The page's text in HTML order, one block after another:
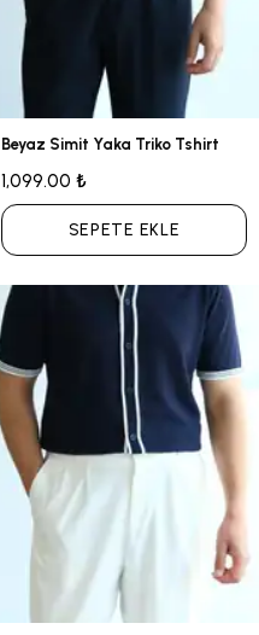
Beyaz Simit Yaka Triko Tshirt
1,099.00 ₺
SEPETE EKLE